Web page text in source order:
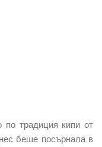
по традиция кипи от
беше посърнала в